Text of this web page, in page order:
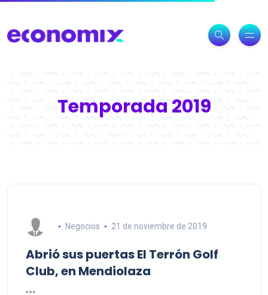
Temporada 2019
Negocios 21 de noviembre de 2019
Abrió sus puertas El Terrón Golf
Club, en Mendiolaza